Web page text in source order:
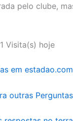
pelo clube,
Visita(s) hoje
em
outras